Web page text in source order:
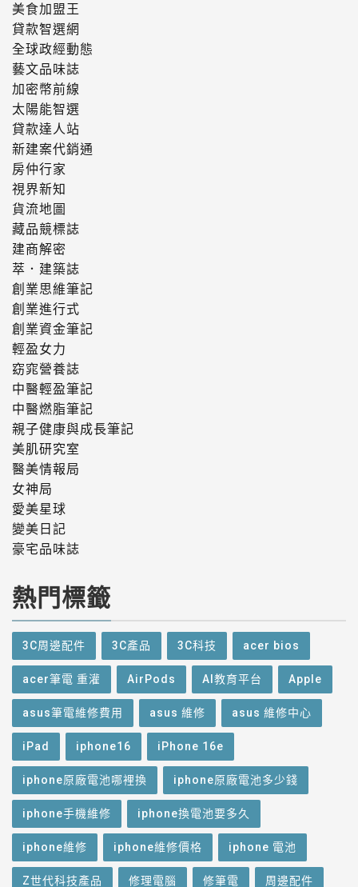
美食加盟王
貸款智選網
全球政經動態
藝文品味誌
加密幣前線
太陽能智選
貸款達人站
新建案代銷通
房仲行家
視界新知
貨流地圖
藏品競標誌
建商解密
萃．建築誌
創業思維筆記
創業進行式
創業資金筆記
輕盈女力
窈窕營養誌
中醫輕盈筆記
中醫燃脂筆記
親子健康與成長筆記
美肌研究室
醫美情報局
女神局
愛美星球
變美日記
豪宅品味誌
熱門標籤
3C周邊配件 3C產品 3C科技 acer bios
acer筆電 重灌 AirPods AI教育平台 Apple
asus筆電維修費用 asus 維修 asus 維修中心
iPad iphone16 iPhone 16e
iphone原廠電池哪裡換 iphone原廠電池多少錢
iphone手機維修 iphone換電池要多久
iphone維修 iphone維修價格 iphone 電池
Z世代科技產品 修理電腦 修筆電 周邊配件